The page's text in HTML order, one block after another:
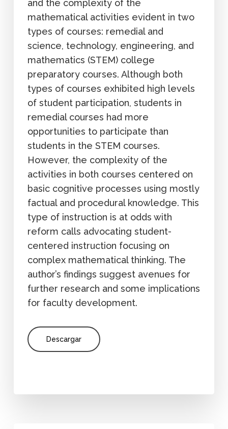
and the complexity of the
mathematical activities evident in two
types of courses: remedial and
science, technology, engineering, and
mathematics (STEM) college
preparatory courses. Although both
types of courses exhibited high levels
of student participation, students in
remedial courses had more
opportunities to participate than
students in the STEM courses.
However, the complexity of the
activities in both courses centered on
basic cognitive processes using mostly
factual and procedural knowledge. This
type of instruction is at odds with
reform calls advocating student-
centered instruction focusing on
complex mathematical thinking. The
author’s findings suggest avenues for
further research and some implications
for faculty development.
Descargar